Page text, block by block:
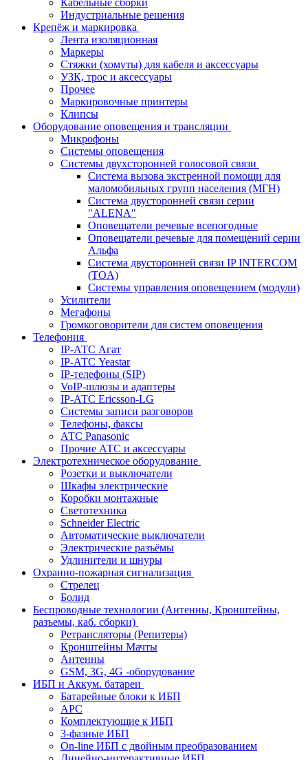
Кабельные сборки
Индустриальные решения
Крепёж и маркировка
Лента изоляционная
Маркеры
Стяжки (хомуты) для кабеля и аксессуары
УЗК, трос и аксессуары
Прочее
Маркировочные принтеры
Клипсы
Оборудование оповещения и трансляции
Микрофоны
Системы оповещения
Системы двухсторонней голосовой связи
Система вызова экстренной помощи для
маломобильных групп населения (МГН)
Система двусторонней связи серии
"ALENA"
Оповещатели речевые всепогодные
Оповещатели речевые для помещений серии
Альфа
Система двусторонней связи IP INTERCOM
(TOA)
Системы управления оповещением (модули)
Усилители
Мегафоны
Громкоговорители для систем оповещения
Телефония
IP-АТС Агат
IP-АТС Yeastar
IP-телефоны (SIP)
VoIP-шлюзы и адаптеры
IP-АТС Ericsson-LG
Системы записи разговоров
Телефоны, факсы
АТС Panasonic
Прочие АТС и аксессуары
Электротехническое оборудование
Розетки и выключатели
Шкафы электрические
Коробки монтажные
Светотехника
Schneider Electric
Автоматические выключатели
Электрические разъёмы
Удлинители и шнуры
Охранно-пожарная сигнализация
Стрелец
Болид
Беспроводные технологии (Антенны, Кронштейны,
разъемы, каб. сборки)
Ретрансляторы (Репитеры)
Кронштейны Мачты
Антенны
GSM, 3G, 4G -оборудование
ИБП и Аккум. батареи
Батарейные блоки к ИБП
APC
Комплектующие к ИБП
3-фазные ИБП
On-line ИБП с двойным преобразованием